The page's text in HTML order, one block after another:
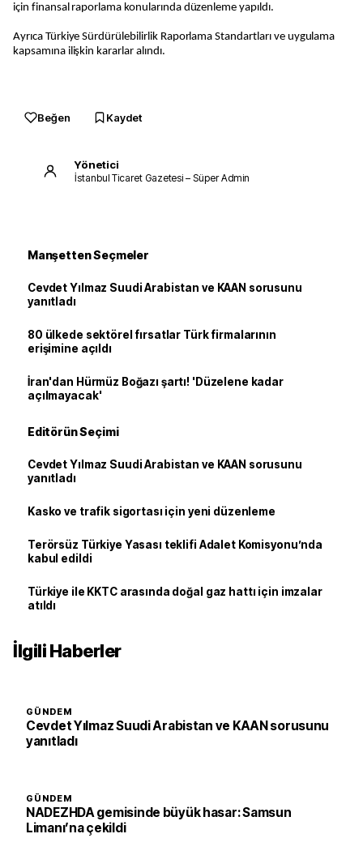
için finansal raporlama konularında düzenleme yapıldı.
Ayrıca Türkiye Sürdürülebilirlik Raporlama Standartları ve uygulama
kapsamına ilişkin kararlar alındı.
Beğen Kaydet
Yönetici
İstanbul Ticaret Gazetesi – Süper Admin
Manşetten Seçmeler
Cevdet Yılmaz Suudi Arabistan ve KAAN sorusunu
yanıtladı
80 ülkede sektörel fırsatlar Türk firmalarının
erişimine açıldı
İran'dan Hürmüz Boğazı şartı! 'Düzelene kadar
açılmayacak'
Editörün Seçimi
Cevdet Yılmaz Suudi Arabistan ve KAAN sorusunu
yanıtladı
Kasko ve trafik sigortası için yeni düzenleme
Terörsüz Türkiye Yasası teklifi Adalet Komisyonu’nda
kabul edildi
Türkiye ile KKTC arasında doğal gaz hattı için imzalar
atıldı
İlgili Haberler
GÜNDEM
Cevdet Yılmaz Suudi Arabistan ve KAAN sorusunu
yanıtladı
GÜNDEM
NADEZHDA gemisinde büyük hasar: Samsun
Limanı’na çekildi